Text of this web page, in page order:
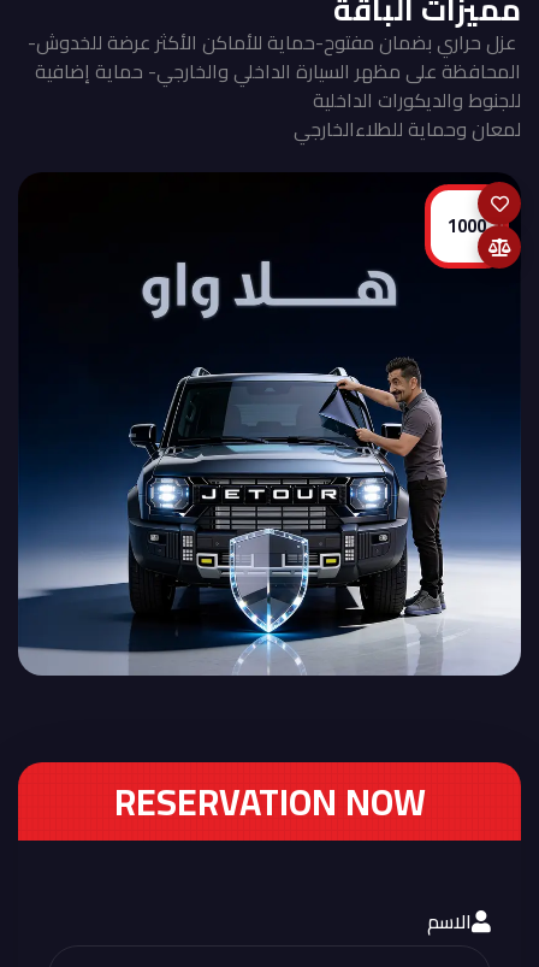
عزل حراري بضمان مفتوح-حماية للأماكن الأكثر عرضة للخدوش-
المحافظة على مظهر السيارة الداخلي والخارجي- حماية إضافية
للجنوط والديكورات الداخلية
لمعان وحماية للطلاءالخارجي
1000
RESERVATION NOW
الاسم